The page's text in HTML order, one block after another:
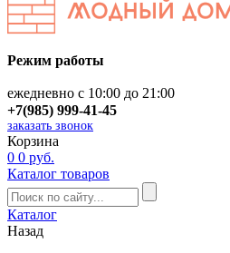
Режим работы
ежедневно с 10:00 до 21:00
+7(985) 999-41-45
заказать звонок
Корзина
0 0 руб.
Каталог товаров
Каталог
Назад